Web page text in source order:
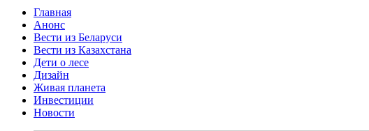
Главная
Анонс
Вести из Беларуси
Вести из Казахстана
Дети о лесе
Дизайн
Живая планета
Инвестиции
Новости